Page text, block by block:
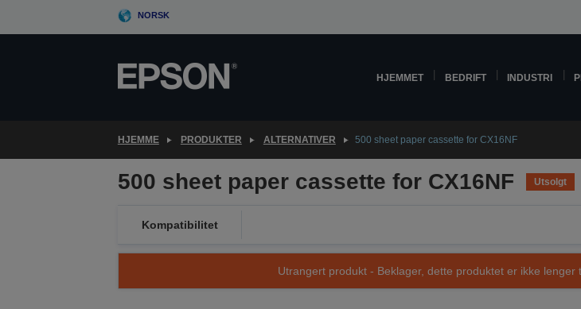
NORSK
HJEMMET BEDRIFT INDUSTRI
HJEMME PRODUKTER ALTERNATIVER 500 sheet paper cassette for CX16NF
500 sheet paper cassette for CX16NF Utsolgt
Kompatibilitet
Utrangert produkt - Beklager, dette produktet er ikke lenger